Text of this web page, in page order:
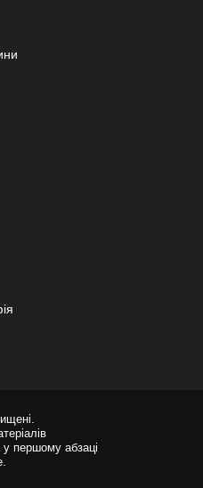
у першому абзаці